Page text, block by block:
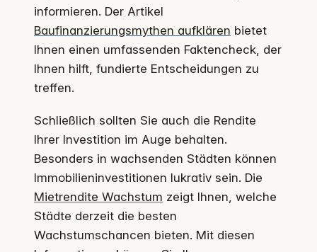
informieren. Der Artikel
Baufinanzierungsmythen aufklären bietet
Ihnen einen umfassenden Faktencheck, der
Ihnen hilft, fundierte Entscheidungen zu
treffen.
Schließlich sollten Sie auch die Rendite
Ihrer Investition im Auge behalten.
Besonders in wachsenden Städten können
Immobilieninvestitionen lukrativ sein. Die
Mietrendite Wachstum zeigt Ihnen, welche
Städte derzeit die besten
Wachstumschancen bieten. Mit diesen